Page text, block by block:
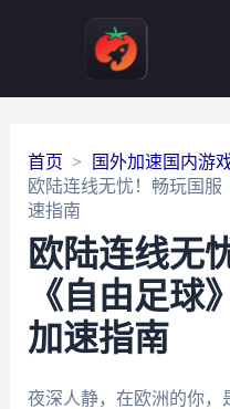
首页
国外加速国内游
欧陆连线无忧！畅玩国服
速指南
欧陆连线无
《自由足球
加速指南
夜深人静，在欧洲的你，